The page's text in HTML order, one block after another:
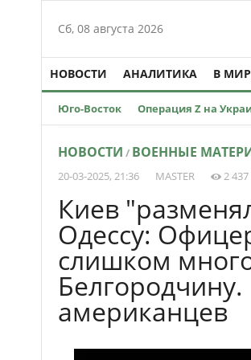
Сб, 08 августа 2026
НОВОСТИ АНАЛИТИКА В
Юго-Восток Операция Z на
НОВОСТИ / ВОЕННЫЕ
20-03-2025, 21:36 MASTER 2 437
Киев
Одессу:
слишком
американцев